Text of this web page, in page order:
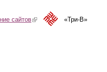
сайтов(link is external)«Три-В»